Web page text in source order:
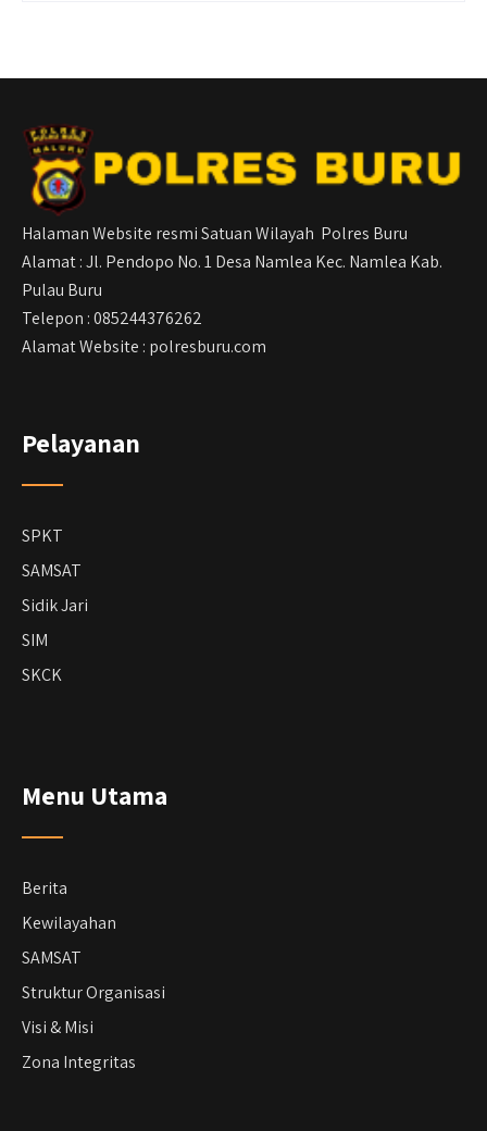
Halaman Website resmi Satuan Wilayah Polres Buru
Alamat : Jl. Pendopo No. 1 Desa Namlea Kec. Namlea Kab.
Pulau Buru
Telepon : 085244376262
Alamat Website : polresburu.com
Pelayanan
SPKT
SAMSAT
Sidik Jari
SIM
SKCK
Menu Utama
Berita
Kewilayahan
SAMSAT
Struktur Organisasi
Visi & Misi
Zona Integritas